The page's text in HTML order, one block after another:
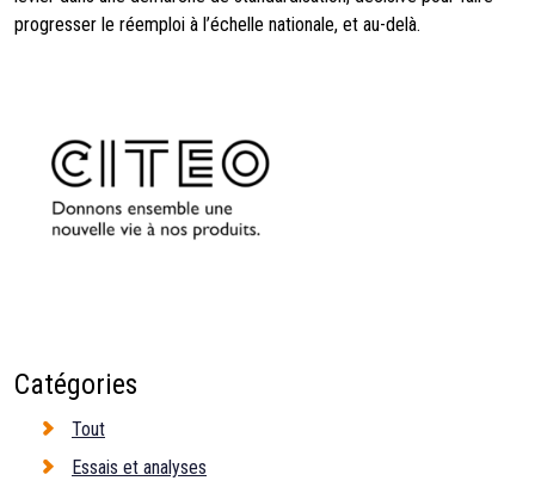
progresser le réemploi à l’échelle nationale, et au-delà.
Catégories
Tout
Essais et analyses